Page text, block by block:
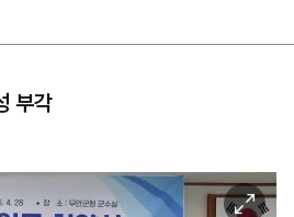
부각
이